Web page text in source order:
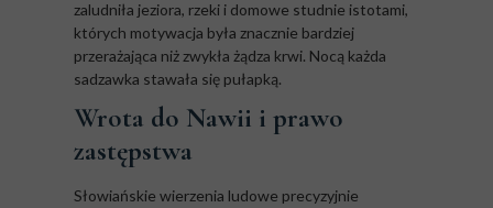
zaludniła jeziora, rzeki i domowe studnie istotami,
których motywacja była znacznie bardziej
przerażająca niż zwykła żądza krwi. Nocą każda
sadzawka stawała się pułapką.
Wrota do Nawii i prawo
zastępstwa
Słowiańskie wierzenia ludowe precyzyjnie